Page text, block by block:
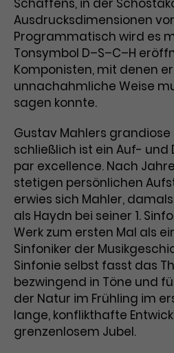
verschiedene
Schaffens, in der
Ausdrucksdimensionen
Programmatisch wird es
Tonsymbol D–S–C–H
Komponisten, mit denen
unnachahmliche Weise
sagen konnte.
Gustav Mahlers grandiose
schließlich ist ein Auf- und
par excellence. Nach
stetigen persönlichen
erwies sich Mahler,
als Haydn bei seiner 1.
Werk zum ersten Mal als
Sinfoniker der
Sinfonie selbst fasst das
bezwingend in Töne und
der Natur im Frühling im
lange, konflikthafte
grenzenlosem Jubel.